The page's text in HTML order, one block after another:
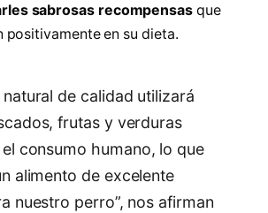
sabrosas recompensasque
positivamente en su dieta.
natural de calidad utilizará
frutas y verduras
consumo humano, lo que
alimento de excelente
nuestro perro”, nos afirman